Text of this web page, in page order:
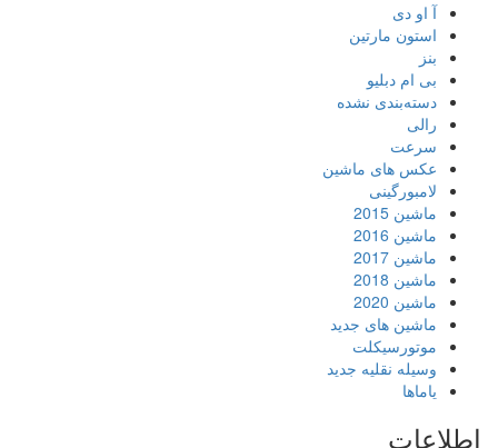
آ او دی
استون مارتین
بنز
بی ام دبلیو
دسته‌بندی نشده
رالی
سرعت
عکس های ماشین
لامبورگینی
ماشین 2015
ماشین 2016
ماشین 2017
ماشین 2018
ماشین 2020
ماشین های جدید
موتورسیکلت
وسیله نقلیه جدید
یاماها
اطلاعات